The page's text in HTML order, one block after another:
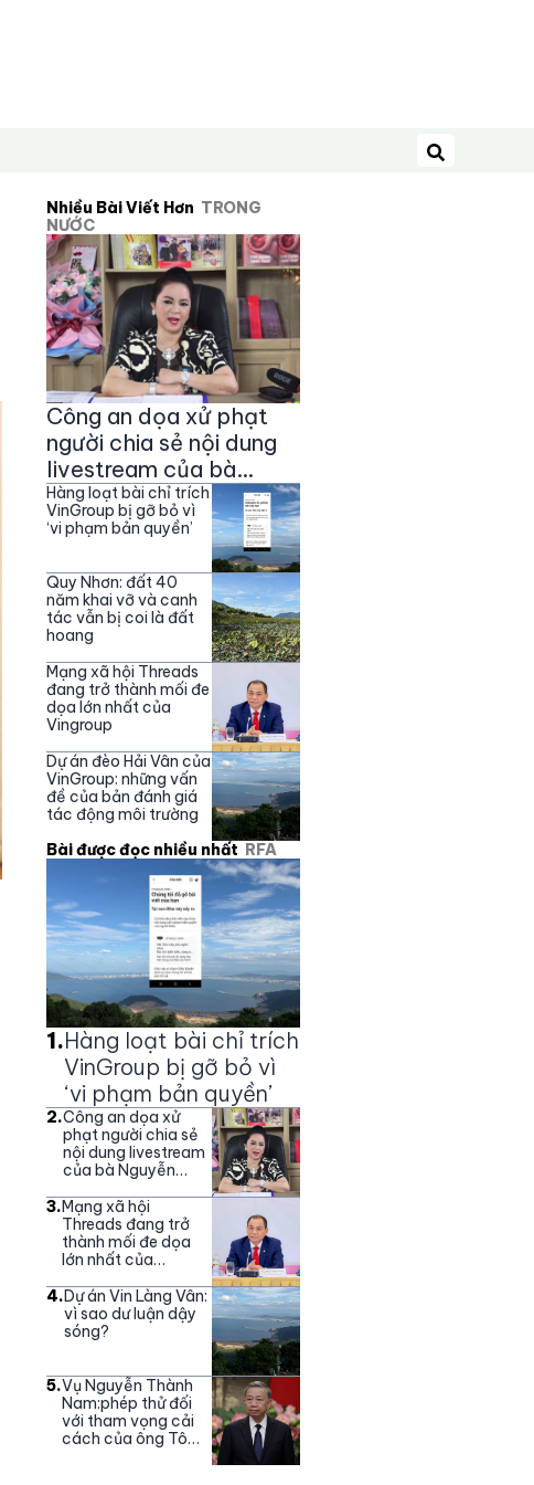
Tìm kiếm
Nhiều Bài Viết Hơn TRONG
NƯỚC
Công an dọa xử phạt
người chia sẻ nội dung
livestream của bà
Nguyễn Phương Hằng
Hàng loạt bài chỉ trích
VinGroup bị gỡ bỏ vì
‘vi phạm bản quyền’
Quy Nhơn: đất 40
năm khai vỡ và canh
tác vẫn bị coi là đất
hoang
Mạng xã hội Threads
đang trở thành mối đe
dọa lớn nhất của
Vingroup
Dự án đèo Hải Vân của
VinGroup: những vấn
đề của bản đánh giá
tác động môi trường
Bài được đọc nhiều nhất RFA
1.Hàng loạt bài chỉ trích
VinGroup bị gỡ bỏ vì
‘vi phạm bản quyền’
2.Công an dọa xử
phạt người chia sẻ
nội dung livestream
của bà Nguyễn
3.Mạng xã hội
Threads đang trở
thành mối đe dọa
lớn nhất của
4.Dự án Vin Làng Vân:
vì sao dư luận dậy
sóng?
5.Vụ Nguyễn Thành
Nam:phép thử đối
với tham vọng cải
cách của ông Tô